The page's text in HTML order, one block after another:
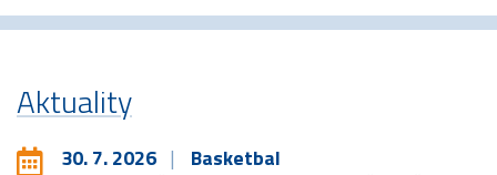
Aktuality
30. 7. 2026 Basketbal